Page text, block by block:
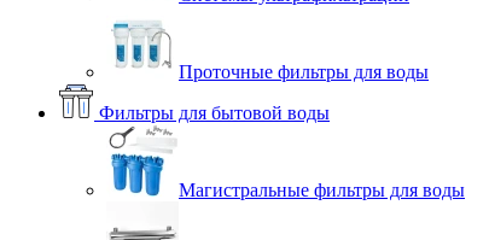
Проточные фильтры для воды
Фильтры для бытовой воды
Магистральные фильтры для воды